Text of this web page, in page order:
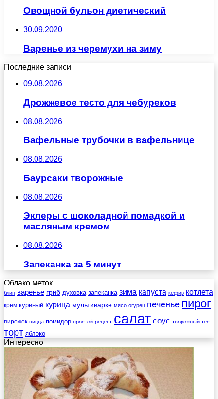
Овощной бульон диетический
30.09.2020
Варенье из черемухи на зиму
Последние записи
09.08.2026
Дрожжевое тесто для чебуреков
08.08.2026
Вафельные трубочки в вафельнице
08.08.2026
Баурсаки творожные
08.08.2026
Эклеры с шоколадной помадкой и
масляным кремом
08.08.2026
Запеканка за 5 минут
Облако меток
блин варенье гриб духовка запеканка зима капуста кефир котлета
крем куриный курица мультиварке мясо огурец печенье пирог
пирожок пицца помидор простой рецепт салат соус творожный тест
торт яблоко
Интересно